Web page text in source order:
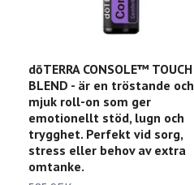
dōTERRA CONSOLE™ TOUCH
BLEND - är en tröstande och
mjuk roll-on som ger
emotionellt stöd, lugn och
trygghet. Perfekt vid sorg,
stress eller behov av extra
omtanke.